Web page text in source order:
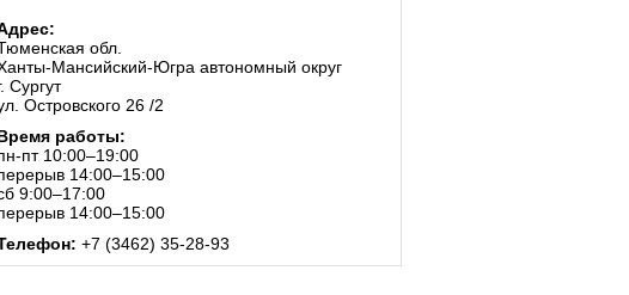
обл.
Мансийский-Югра автономный округ
Сургут
Островского 26 /2
работы:
пт 10:00–19:00
14:00–15:00
9:00–17:00
14:00–15:00
+7 (3462) 35-28-93